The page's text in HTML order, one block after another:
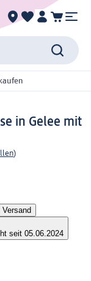
in Gelee mit
)
Versand
seit 05.06.2024